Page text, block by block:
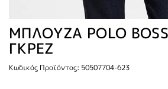
ΜΠΛΟΥΖΑ POLO
ΓΚΡΕΖ
Κωδικός Προϊόντος: 50507704-623